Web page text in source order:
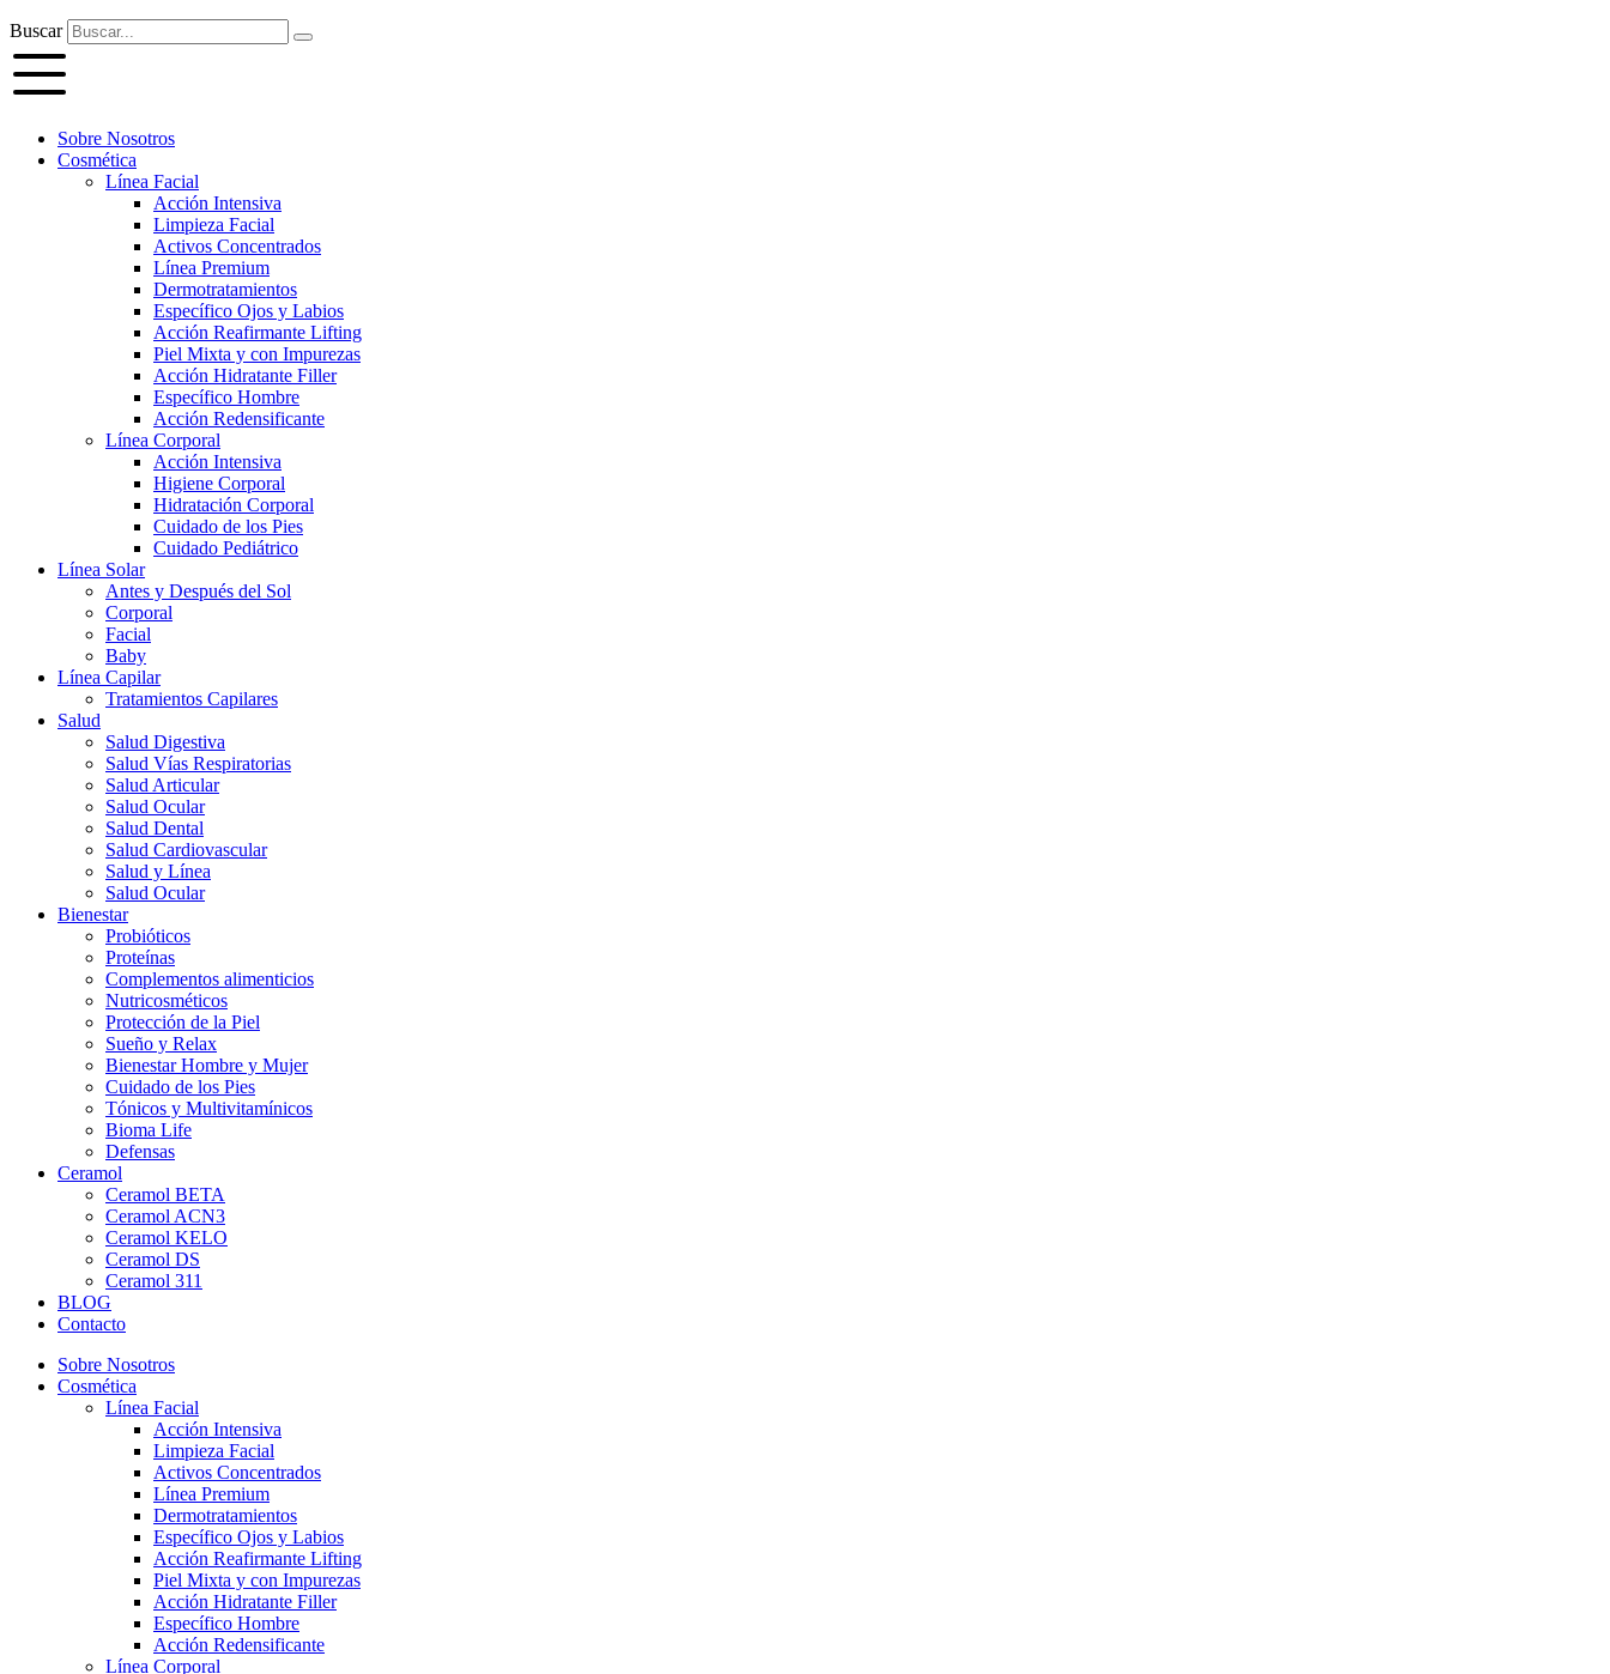
Buscar
Sobre Nosotros
Cosmética
Línea Facial
Acción Intensiva
Limpieza Facial
Activos Concentrados
Línea Premium
Dermotratamientos
Específico Ojos y Labios
Acción Reafirmante Lifting
Piel Mixta y con Impurezas
Acción Hidratante Filler
Específico Hombre
Acción Redensificante
Línea Corporal
Acción Intensiva
Higiene Corporal
Hidratación Corporal
Cuidado de los Pies
Cuidado Pediátrico
Línea Solar
Antes y Después del Sol
Corporal
Facial
Baby
Línea Capilar
Tratamientos Capilares
Salud
Salud Digestiva
Salud Vías Respiratorias
Salud Articular
Salud Ocular
Salud Dental
Salud Cardiovascular
Salud y Línea
Salud Ocular
Bienestar
Probióticos
Proteínas
Complementos alimenticios
Nutricosméticos
Protección de la Piel
Sueño y Relax
Bienestar Hombre y Mujer
Cuidado de los Pies
Tónicos y Multivitamínicos
Bioma Life
Defensas
Ceramol
Ceramol BETA
Ceramol ACN3
Ceramol KELO
Ceramol DS
Ceramol 311
BLOG
Contacto
Sobre Nosotros
Cosmética
Línea Facial
Acción Intensiva
Limpieza Facial
Activos Concentrados
Línea Premium
Dermotratamientos
Específico Ojos y Labios
Acción Reafirmante Lifting
Piel Mixta y con Impurezas
Acción Hidratante Filler
Específico Hombre
Acción Redensificante
Línea Corporal